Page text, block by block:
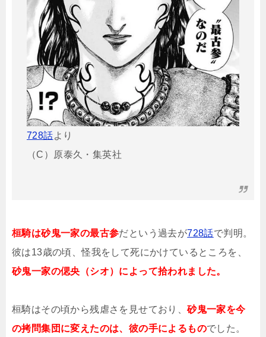
728話より
（C）原泰久・集英社
桓騎は砂鬼一家の最古参だという過去が728話で判明。
彼は13歳の頃、怪我をして死にかけているところを、
砂鬼一家の偲央（シオ）によって拾われました。
桓騎はその頃から残虐さを見せており、砂鬼一家を今
の拷問集団に変えたのは、彼の手によるものでした。